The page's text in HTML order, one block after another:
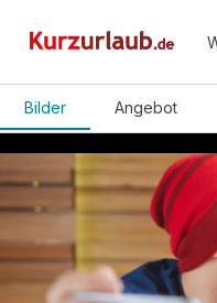
Bilder Angebot